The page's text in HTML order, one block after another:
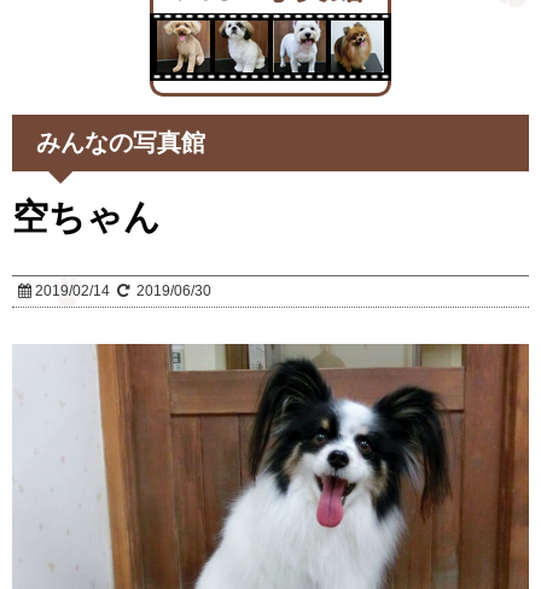
みんなの写真館
空ちゃん
2019/02/14 2019/06/30